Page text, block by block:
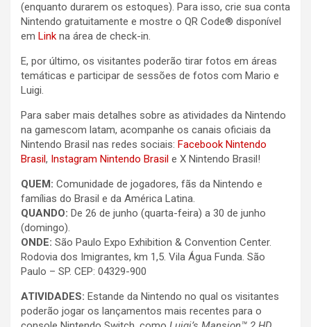
(enquanto durarem os estoques). Para isso, crie sua conta
Nintendo gratuitamente e mostre o QR Code® disponível
em Link na área de check-in.
E, por último, os visitantes poderão tirar fotos em áreas
temáticas e participar de sessões de fotos com Mario e
Luigi.
Para saber mais detalhes sobre as atividades da Nintendo
na gamescom latam, acompanhe os canais oficiais da
Nintendo Brasil nas redes sociais: Facebook Nintendo
Brasil, Instagram Nintendo Brasil e X Nintendo Brasil!
QUEM: Comunidade de jogadores, fãs da Nintendo e
famílias do Brasil e da América Latina.
QUANDO: De 26 de junho (quarta-feira) a 30 de junho
(domingo).
ONDE: São Paulo Expo Exhibition & Convention Center.
Rodovia dos Imigrantes, km 1,5. Vila Água Funda. São
Paulo – SP. CEP: 04329-900
ATIVIDADES: Estande da Nintendo no qual os visitantes
poderão jogar os lançamentos mais recentes para o